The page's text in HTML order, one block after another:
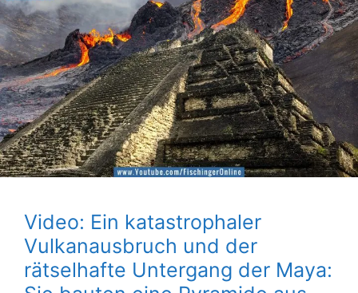
Video: Ein katastrophaler
Vulkanausbruch und der
rätselhafte Untergang der Maya: